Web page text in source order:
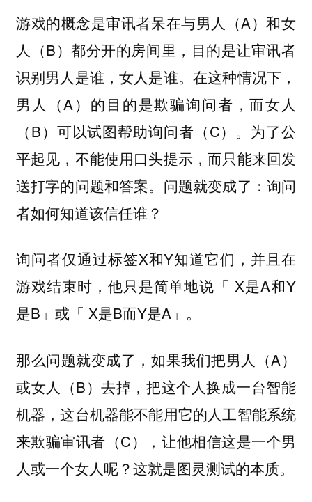
游戏的概念是审讯者呆在与男人（A）和女
人（B）都分开的房间里，目的是让审讯者
识别男人是谁，女人是谁。在这种情况下，
男人（A）的目的是欺骗询问者，而女人
（B）可以试图帮助询问者（C）。为了公
平起见，不能使用口头提示，而只能来回发
送打字的问题和答案。问题就变成了：询问
者如何知道该信任谁？
询问者仅通过标签X和Y知道它们，并且在
游戏结束时，他只是简单地说「 X是A和Y
是B」或「 X是B而Y是A」。
那么问题就变成了，如果我们把男人（A）
或女人（B）去掉，把这个人换成一台智能
机器，这台机器能不能用它的人工智能系统
来欺骗审讯者（C），让他相信这是一个男
人或一个女人呢？这就是图灵测试的本质。